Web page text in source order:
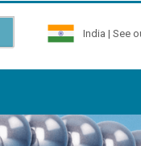
India | See